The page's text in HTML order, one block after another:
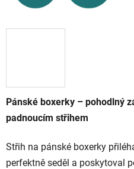
Pánské boxerky – pohodlný
padnoucím střihem
Střih na pánské boxerky
perfektně seděl a poskytoval